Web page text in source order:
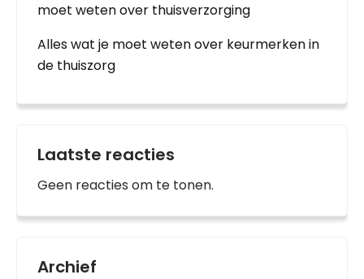
moet weten over thuisverzorging
Alles wat je moet weten over keurmerken in
de thuiszorg
Laatste reacties
Geen reacties om te tonen.
Archief